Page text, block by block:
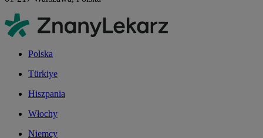
Polska
Türkiye
Hiszpania
Włochy
Niemcy